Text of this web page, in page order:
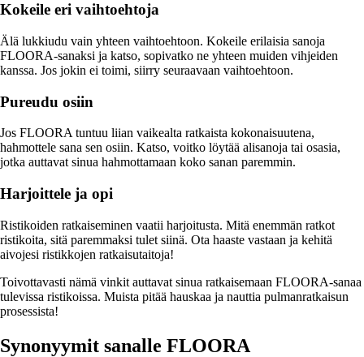
Kokeile eri vaihtoehtoja
Älä lukkiudu vain yhteen vaihtoehtoon. Kokeile erilaisia sanoja
FLOORA-sanaksi ja katso, sopivatko ne yhteen muiden vihjeiden
kanssa. Jos jokin ei toimi, siirry seuraavaan vaihtoehtoon.
Pureudu osiin
Jos FLOORA tuntuu liian vaikealta ratkaista kokonaisuutena,
hahmottele sana sen osiin. Katso, voitko löytää alisanoja tai osasia,
jotka auttavat sinua hahmottamaan koko sanan paremmin.
Harjoittele ja opi
Ristikoiden ratkaiseminen vaatii harjoitusta. Mitä enemmän ratkot
ristikoita, sitä paremmaksi tulet siinä. Ota haaste vastaan ja kehitä
aivojesi ristikkojen ratkaisutaitoja!
Toivottavasti nämä vinkit auttavat sinua ratkaisemaan FLOORA-sanaa
tulevissa ristikoissa. Muista pitää hauskaa ja nauttia pulmanratkaisun
prosessista!
Synonyymit sanalle FLOORA